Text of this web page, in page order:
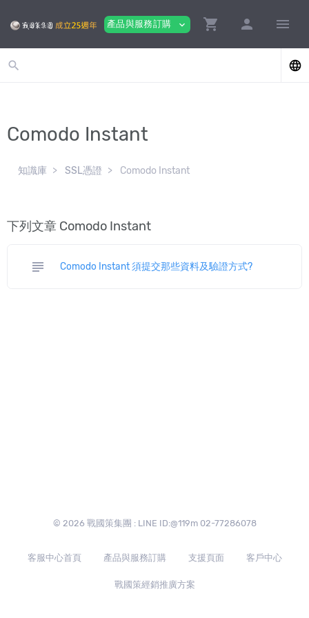
產品與服務訂購 expand_more shopping_cart person menu
search language
Comodo Instant
知識庫 SSL憑證 Comodo Instant
下列文章 Comodo Instant
subject Comodo Instant 須提交那些資料及驗證方式?
© 2026 戰國策集團 : LINE ID:@119m 02-77286078
客服中心首頁 產品與服務訂購 支援頁面 客戶中心
戰國策經銷推廣方案